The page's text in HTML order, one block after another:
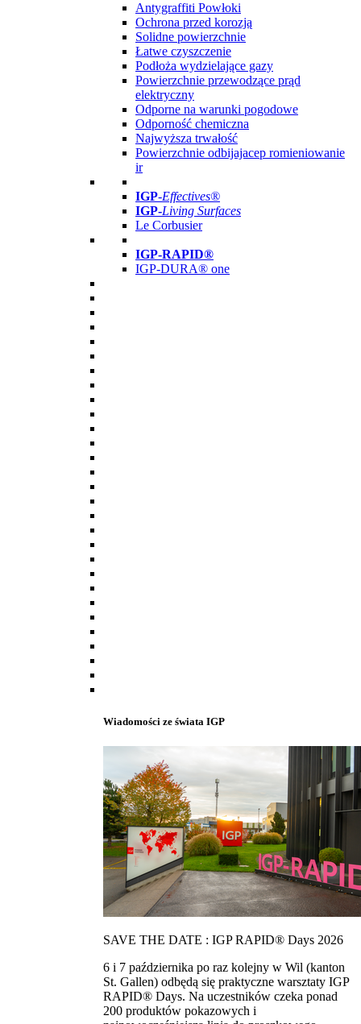
Antygraffiti Powłoki
Ochrona przed korozją
Solidne powierzchnie
Łatwe czyszczenie
Podłoża wydzielające gazy
Powierzchnie przewodzące prąd
elektryczny
Odporne na warunki pogodowe
Odporność chemiczna
Najwyższa trwałość
Powierzchnie odbijajacep romieniowanie
ir
IGP-Effectives®
IGP-Living Surfaces
Le Corbusier
IGP-RAPID®
IGP-DURA® one
Wiadomości ze świata IGP
SAVE THE DATE : IGP RAPID® Days 2026
6 i 7 października po raz kolejny w Wil (kanton
St. Gallen) odbędą się praktyczne warsztaty IGP
RAPID® Days. Na uczestników czeka ponad
200 produktów pokazowych i